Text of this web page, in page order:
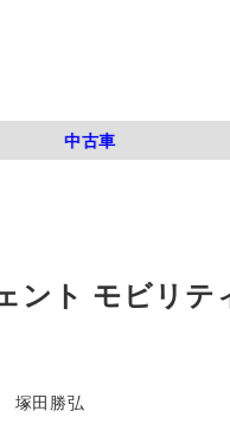
中古車
ント モビリテ
著
塚田勝弘